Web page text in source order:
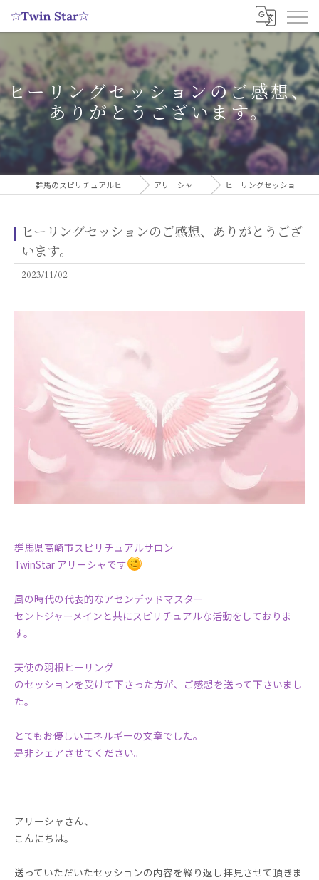
ヒーリングセッションのご感想、
ありがとうございます。
群馬のスピリチュアルヒーリングサロンなら実績多数の☆Twin Star☆ アリーシャのスピリチュアルブログ ヒーリングセッションのご感想、ありがとうございます。
ヒーリングセッションのご感想、ありがとうござ
います。
2023/11/02
群馬県高崎市スピリチュアルサロン
TwinStar アリーシャです
風の時代の代表的なアセンデッドマスター
セントジャーメインと共にスピリチュアルな活動をしておりま
す。
天使の羽根ヒーリング
のセッションを受けて下さった方が、ご感想を送って下さいまし
た。
とてもお優しいエネルギーの文章でした。
是非シェアさせてください。
アリーシャさん、
こんにちは。
送っていただいたセッションの内容を繰り返し拝見させて頂きま